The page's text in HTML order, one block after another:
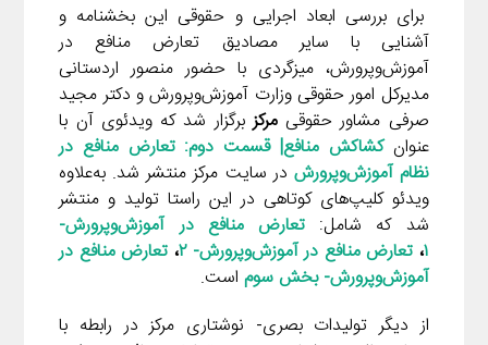
برای بررسی ابعاد اجرایی و حقوقی این بخشنامه و
آشنایی با سایر مصادیق تعارض منافع در
آموزش‌وپرورش، میزگردی با حضور منصور اردستانی
مدیرکل امور حقوقی وزارت آموزش‌وپرورش و دکتر مجید
صرفی مشاور حقوقیمرکزبرگزار شد که ویدئوی آن با
عنوان کشاکش منافع| قسمت دوم: تعارض منافع در
نظام آموزش‌وپرورش در سایت مرکز منتشر شد. به‌علاوه
ویدئو کلیپ‌های کوتاهی در این راستا تولید و منتشر
شد که شامل: تعارض منافع در آموزش‌وپرورش-
۱، تعارض منافع در آموزش‌وپرورش- ۲ ، تعارض منافع در
آموزش‌وپرورش- بخش سوم است.
از دیگر تولیدات بصری- نوشتاری مرکز در رابطه با